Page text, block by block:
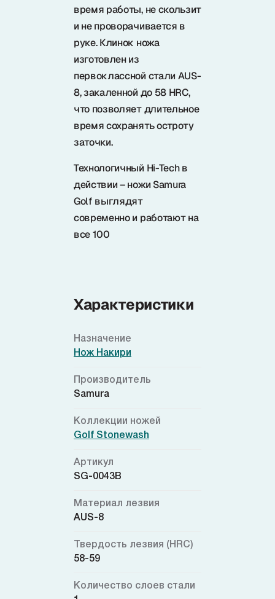
время работы, не скользит
и не проворачивается в
руке. Клинок ножа
изготовлен из
первоклассной стали AUS-
8, закаленной до 58 HRC,
что позволяет длительное
время сохранять остроту
заточки.
Технологичный Hi-Tech в
действии – ножи Samura
Golf выглядят
современно и работают на
все 100
Характеристики
Назначение
Нож Накири
Производитель
Samura
Коллекции ножей
Golf Stonewash
Артикул
SG-0043B
Материал лезвия
AUS-8
Твердость лезвия (HRC)
58-59
Количество слоев стали